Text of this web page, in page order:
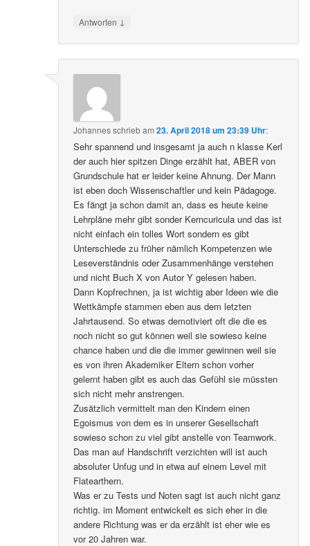
Antworten ↓
Johannesschriebam23. April 2018 um 23:39 Uhr:
Sehr spannend und insgesamt ja auch n klasse Kerl
der auch hier spitzen Dinge erzählt hat, ABER von
Grundschule hat er leider keine Ahnung. Der Mann
ist eben doch Wissenschaftler und kein Pädagoge.
Es fängt ja schon damit an, dass es heute keine
Lehrpläne mehr gibt sonder Kerncuricula und das ist
nicht einfach ein tolles Wort sondern es gibt
Unterschiede zu früher nämlich Kompetenzen wie
Leseverständnis oder Zusammenhänge verstehen
und nicht Buch X von Autor Y gelesen haben.
Dann Kopfrechnen, ja ist wichtig aber Ideen wie die
Wettkämpfe stammen eben aus dem letzten
Jahrtausend. So etwas demotiviert oft die die es
noch nicht so gut können weil sie sowieso keine
chance haben und die die immer gewinnen weil sie
es von ihren Akademiker Eltern schon vorher
gelernt haben gibt es auch das Gefühl sie müssten
sich nicht mehr anstrengen.
Zusätzlich vermittelt man den Kindern einen
Egoismus von dem es in unserer Gesellschaft
sowieso schon zu viel gibt anstelle von Teamwork.
Das man auf Handschrift verzichten will ist auch
absoluter Unfug und in etwa auf einem Level mit
Flatearthern.
Was er zu Tests und Noten sagt ist auch nicht ganz
richtig. im Moment entwickelt es sich eher in die
andere Richtung was er da erzählt ist eher wie es
vor 20 Jahren war.